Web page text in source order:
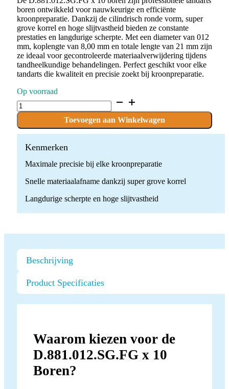
boren ontwikkeld voor nauwkeurige en efficiënte
kroonpreparatie. Dankzij de cilindrisch ronde vorm, super
grove korrel en hoge slijtvastheid bieden ze constante
prestaties en langdurige scherpte. Met een diameter van 012
mm, koplengte van 8,00 mm en totale lengte van 21 mm zijn
ze ideaal voor gecontroleerde materiaalverwijdering tijdens
tandheelkundige behandelingen. Perfect geschikt voor elke
tandarts die kwaliteit en precisie zoekt bij kroonpreparatie.
Op voorraad
D.881.012.SG.FG
x
Boren
quantity
Toevoegen aan Winkelwagen
Kenmerken
Maximale precisie bij elke kroonpreparatie
Snelle materiaalafname dankzij super grove korrel
Langdurige scherpte en hoge slijtvastheid
Beschrijving
Product Specificaties
Waarom kiezen voor de
D.881.012.SG.FG x 10
Boren?